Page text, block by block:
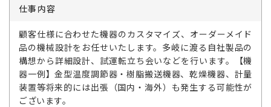
仕事内容
顧客仕様に合わせた機器のカスタマイズ、オーダーメイド
品の機械設計をお任せいたします。多岐に渡る自社製品の
構想から詳細設計、試運転立ち会いなどを行います。【機
器一例】金型温度調節器・樹脂搬送機器、乾燥機器、計量
装置等将来的には出張（国内・海外）も発生する可能性が
ございます。